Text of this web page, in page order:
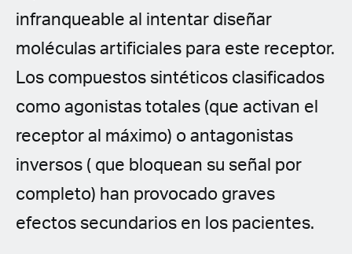
infranqueable al intentar diseñar
moléculas artificiales para este receptor.
Los compuestos sintéticos clasificados
como agonistas totales (que activan el
receptor al máximo) o antagonistas
inversos ( que bloquean su señal por
completo) han provocado graves
efectos secundarios en los pacientes.